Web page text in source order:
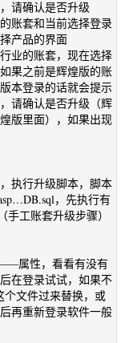
请确认是否升级
账套和当前选择登录
产品的界面
业的账套，现在选择
果之前是辉煌版的账
本登录的话就会提示
请确认是否升级（辉
版里面），如果出现
执行升级脚本，脚本
，先执行有
工账套升级步骤）
属性，看看有没有
在登录试试，如果不
个文件过来替换，或
再重新登录软件一般